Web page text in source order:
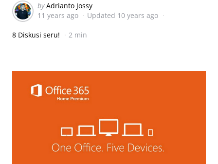
Posted
by
by Adrianto Jossy
11 years ago
Updated 10 years ago
8 Diskusi seru! 2 min